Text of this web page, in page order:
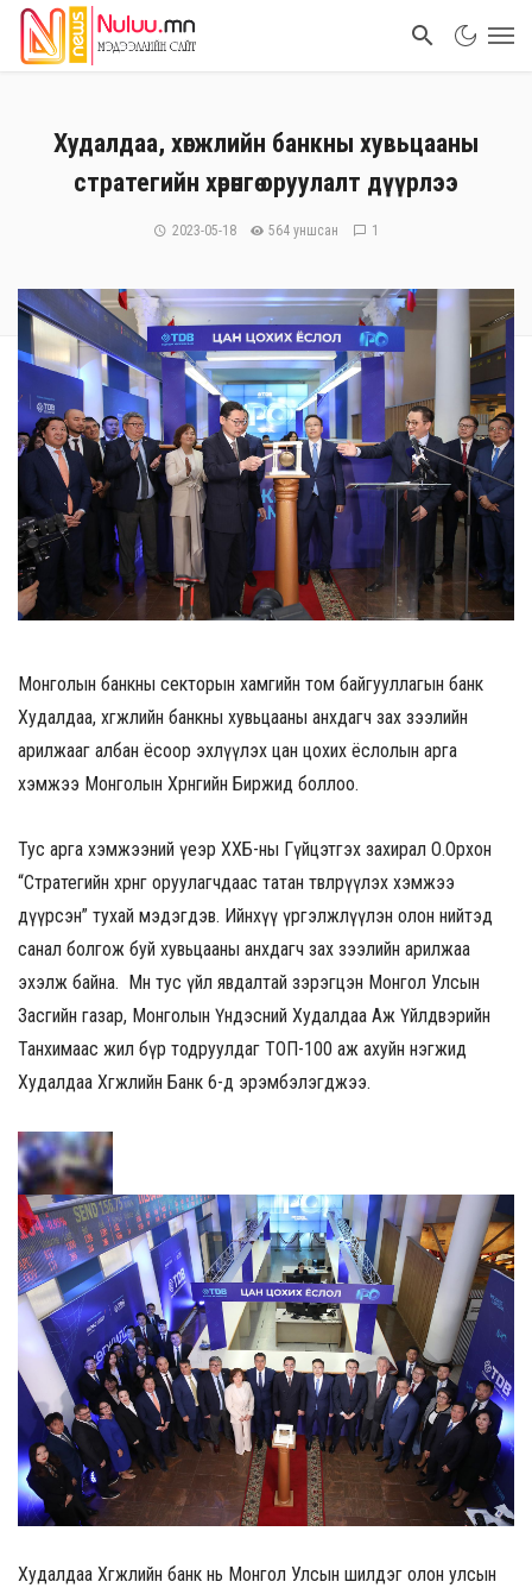
Худалдаа, хөгжлийн банкны хувьцааны
стратегийн хөрөнгө оруулалт дүүрлээ
2023-05-18 564 уншсан 1
Монголын банкны секторын хамгийн том байгууллагын банк
Худалдаа, хөгжлийн банкны хувьцааны анхдагч зах зээлийн
арилжааг албан ёсоор эхлүүлэх цан цохих ёслолын арга
хэмжээ Монголын Хөрөнгийн Биржид боллоо.
Тус арга хэмжээний үеэр ХХБ-ны Гүйцэтгэх захирал О.Орхон
“Стратегийн хөрөнгө оруулагчдаас татан төвлөрүүлэх хэмжээ
дүүрсэн” тухай мэдэгдэв. Ийнхүү үргэлжлүүлэн олон нийтэд
санал болгож буй хувьцааны анхдагч зах зээлийн арилжаа
эхэлж байна. Мөн тус үйл явдалтай зэрэгцэн Монгол Улсын
Засгийн газар, Монголын Үндэсний Худалдаа Аж Үйлдвэрийн
Танхимаас жил бүр тодруулдаг ТОП-100 аж ахуйн нэгжид
Худалдаа Хөгжлийн Банк 6-д эрэмбэлэгджээ.
Худалдаа Хөгжлийн банк нь Монгол Улсын шилдэг олон улсын